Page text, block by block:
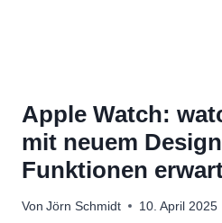
Apple Watch:
mit neuem
Funktionen
Von Jörn Schmidt 10. April 2025